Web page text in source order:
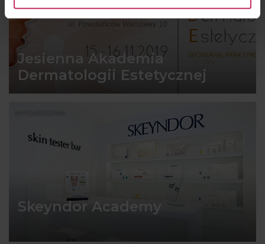
Jesienna Akademia
Dermatologii Estetycznej
WYDARZENIA
Skeyndor Academy